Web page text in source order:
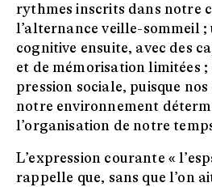
rythmes inscrits dans notre
l’alternance veille-sommeil ;
cognitive ensuite, avec des
et de mémorisation limitées ;
pression sociale, puisque
notre environnement
l’organisation de notre
L’expression courante «
rappelle que, sans que l’on